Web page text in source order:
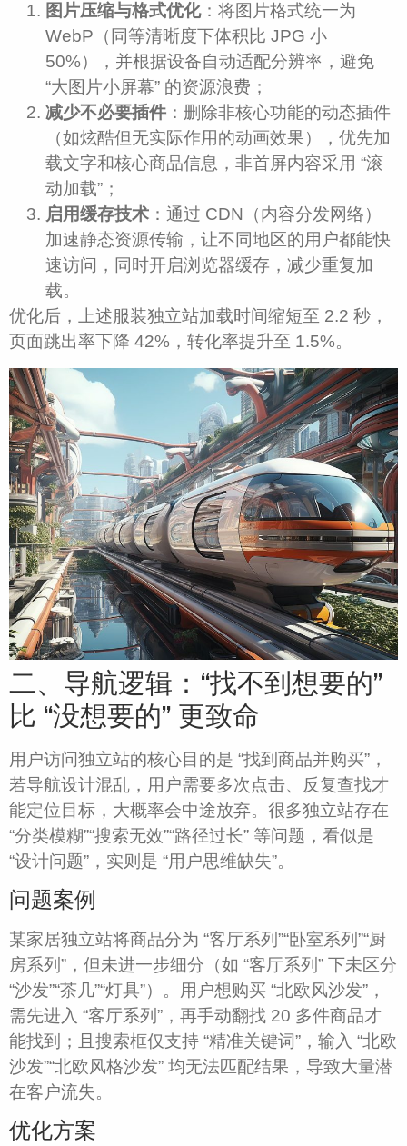
图片压缩与格式优化：将图片格式统一为
WebP（同等清晰度下体积比 JPG 小
50%），并根据设备自动适配分辨率，避免
“大图片小屏幕” 的资源浪费；​
减少不必要插件 ：删除非核心功能的动态插件
（如炫酷但无实际作用的动画效果），优先加
载文字和核心商品信息，非首屏内容采用 “滚
动加载”；​
启用缓存技术 ：通过 CDN（内容分发网络）
加速静态资源传输，让不同地区的用户都能快
速访问，同时开启浏览器缓存，减少重复加
载。​
优化后，上述服装独立站加载时间缩短至 2.2 秒，
页面跳出率下降 42%，转化率提升至 1.5%。​
二、导航逻辑：“找不到想要的”
比 “没想要的” 更致命​
用户访问独立站的核心目的是 “找到商品并购买”，
若导航设计混乱，用户需要多次点击、反复查找才
能定位目标，大概率会中途放弃。很多独立站存在
“分类模糊”“搜索无效”“路径过长” 等问题，看似是
“设计问题”，实则是 “用户思维缺失”。​
问题案例​
某家居独立站将商品分为 “客厅系列”“卧室系列”“厨
房系列”，但未进一步细分（如 “客厅系列” 下未区分
“沙发”“茶几”“灯具”）。用户想购买 “北欧风沙发”，
需先进入 “客厅系列”，再手动翻找 20 多件商品才
能找到；且搜索框仅支持 “精准关键词”，输入 “北欧
沙发”“北欧风格沙发” 均无法匹配结果，导致大量潜
在客户流失。​
优化方案​